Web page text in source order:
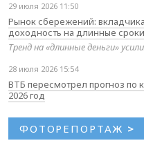
29 июля 2026 11:50
Рынок сбережений:
доходность на длинные сроки
Тренд на «длинные деньги»
28 июля 2026 15:54
ВТБ пересмотрел прогноз по
2026 год
ФОТОРЕПОРТАЖ >